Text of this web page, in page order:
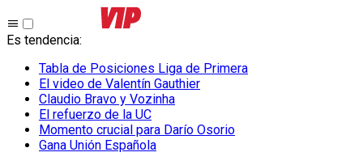
Es tendencia:
Tabla de Posiciones Liga de Primera
El video de Valentín Gauthier
Claudio Bravo y Vozinha
El refuerzo de la UC
Momento crucial para Darío Osorio
Gana Unión Española